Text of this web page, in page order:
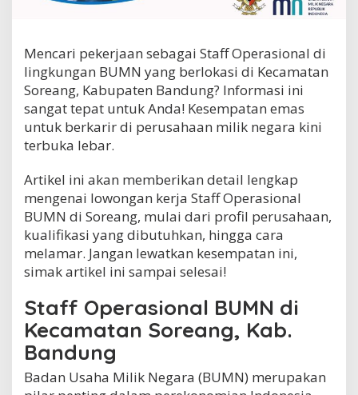
i
o
n
a
B
d
i
K
e
c
a
m
a
n
S
o
r
e
Mencari pekerjaan sebagai Staff Operasional di
lingkungan BUMN yang berlokasi di Kecamatan
Soreang, Kabupaten Bandung? Informasi ini
sangat tepat untuk Anda! Kesempatan emas
untuk berkarir di perusahaan milik negara kini
terbuka lebar.
Artikel ini akan memberikan detail lengkap
mengenai lowongan kerja Staff Operasional
BUMN di Soreang, mulai dari profil perusahaan,
kualifikasi yang dibutuhkan, hingga cara
melamar. Jangan lewatkan kesempatan ini,
simak artikel ini sampai selesai!
Staff Operasional BUMN di
Kecamatan Soreang, Kab.
Bandung
Badan Usaha Milik Negara (BUMN) merupakan